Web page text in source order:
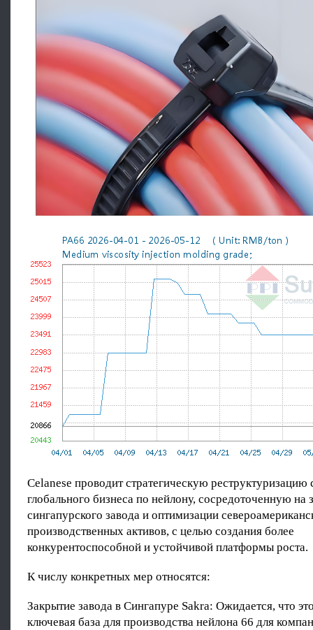
Celanese проводит стратегическую реструктуризацию
глобального бизнеса по нейлону, сосредоточенную на
сингапурского завода и оптимизации
производственных активов, с целью создания более
конкурентоспособной и устойчивой платформы роста.
К числу конкретных мер относятся:
Закрытие завода в Сингапуре Sakra: Ожидается, что
ключевая база для производства нейлона 66 для